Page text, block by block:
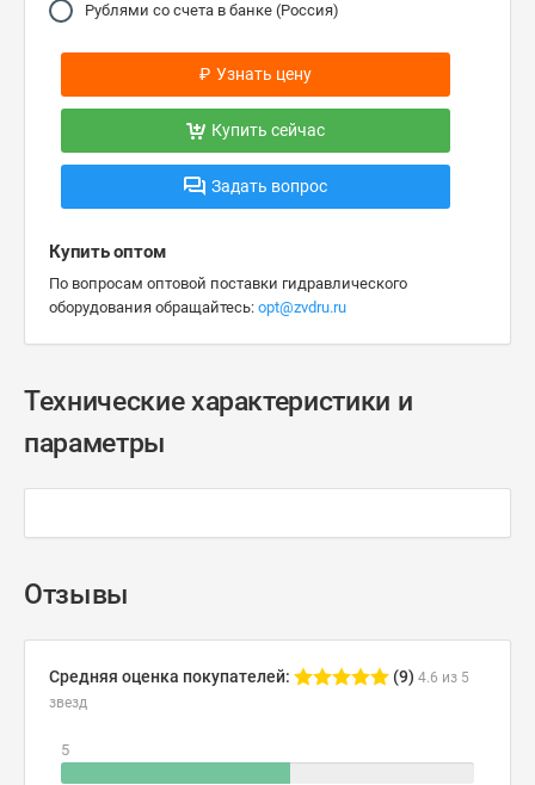
Рублями со счета в банке (Россия)
₽ Узнать цену
Купить сейчас
Задать вопрос
Купить оптом
По вопросам оптовой поставки гидравлического
оборудования обращайтесь: opt@zvdru.ru
Технические характеристики и
параметры
Отзывы
Средняя оценка покупателей: (9) 4.6 из 5
звезд
5